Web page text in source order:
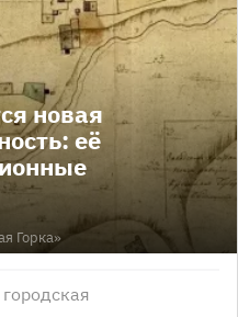
новая
её
Горка»